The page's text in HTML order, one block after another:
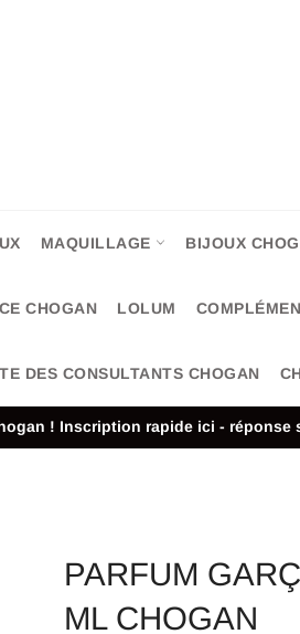
MAQUILLAGE BIJOUX
CHOGAN LOLUM
DES CONSULTANTS CHOGAN
! Inscription rapide ici - réponse
PARFUM
ML CHOGAN